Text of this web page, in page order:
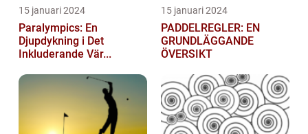
15 januari 2024
Paralympics: En
Djupdykning i Det
Inkluderande Vär...
15 januari 2024
PADDELREGLER: EN
GRUNDLÄGGANDE
ÖVERSIKT